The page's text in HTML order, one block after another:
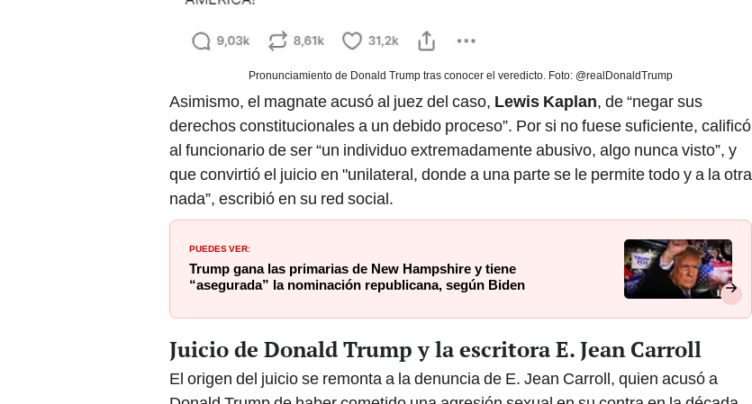
Pronunciamiento de Donald Trump tras conocer el veredicto. Foto: @realDonaldTrump
Asimismo, el magnate acusó al juez del caso, Lewis Kaplan, de “negar sus
derechos constitucionales a un debido proceso”. Por si no fuese suficiente, calificó
al funcionario de ser “un individuo extremadamente abusivo, algo nunca visto”, y
que convirtió el juicio en "unilateral, donde a una parte se le permite todo y a la otra
nada”, escribió en su red social.
PUEDES VER:
Trump gana las primarias de New Hampshire y tiene
“asegurada” la nominación republicana, según Biden
Juicio de Donald Trump y la escritora E. Jean Carroll
El origen del juicio se remonta a la denuncia de E. Jean Carroll, quien acusó a